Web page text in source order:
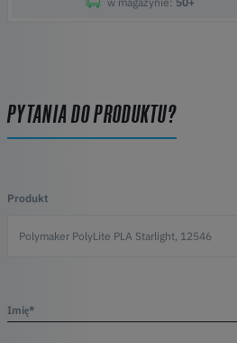
PYTANIA DO PRODUKTU?
Produkt
Imię*